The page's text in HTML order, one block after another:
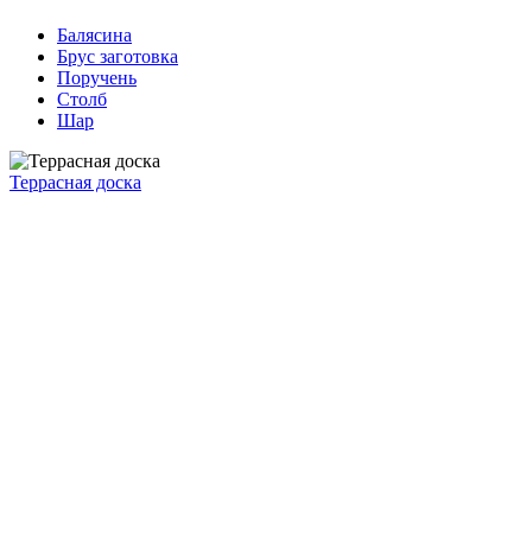
Балясина
Брус заготовка
Поручень
Столб
Шар
Террасная доска